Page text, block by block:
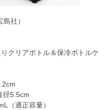
社）
クリアボトル＆保冷ボトルケ
径5.5cm
（適正容量）